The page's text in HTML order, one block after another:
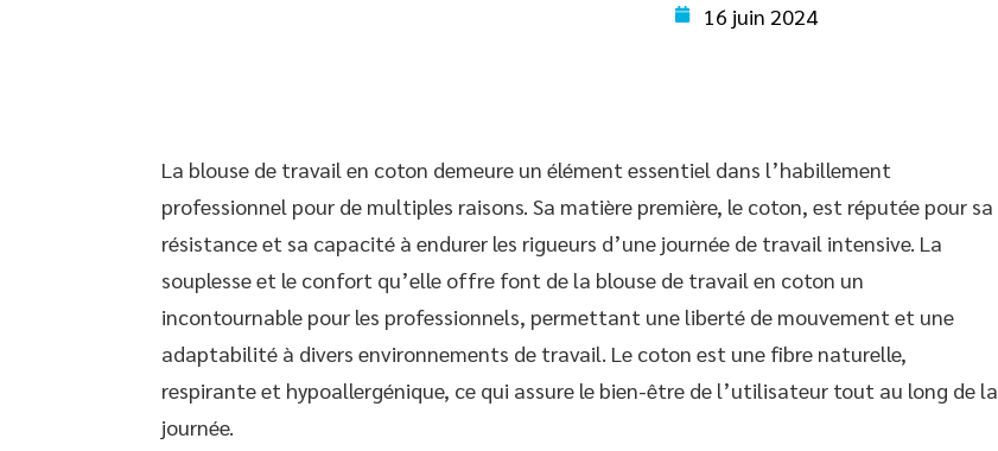
16 juin 2024
La blouse de travail en coton demeure un élément essentiel dans l’habillement
professionnel pour de multiples raisons. Sa matière première, le coton, est réputée pour sa
résistance et sa capacité à endurer les rigueurs d’une journée de travail intensive. La
souplesse et le confort qu’elle offre font de la blouse de travail en coton un
incontournable pour les professionnels, permettant une liberté de mouvement et une
adaptabilité à divers environnements de travail. Le coton est une fibre naturelle,
respirante et hypoallergénique, ce qui assure le bien-être de l’utilisateur tout au long de la
journée.